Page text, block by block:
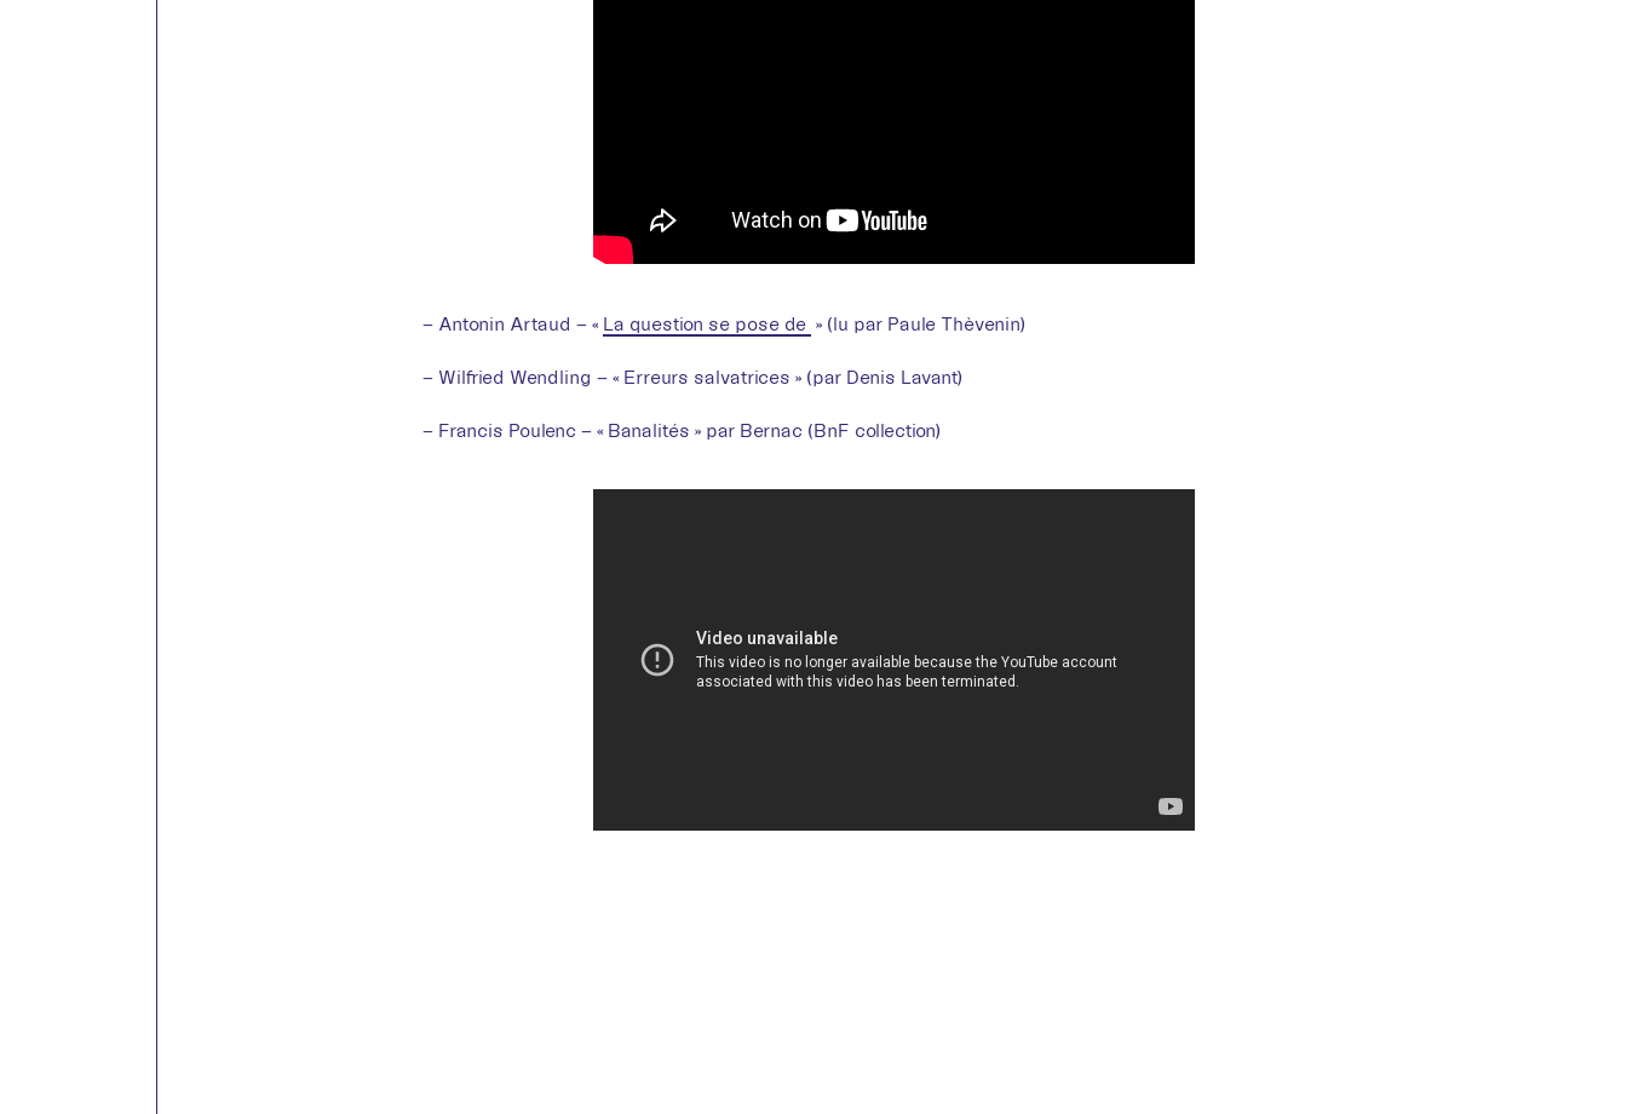
– Antonin Artaud – « La question se pose de » (lu par Paule Thèvenin)
– Wilfried Wendling – « Erreurs salvatrices » (par Denis Lavant)
– Francis Poulenc – « Banalités » par Bernac (BnF collection)